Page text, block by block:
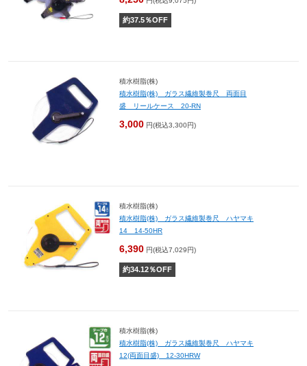
約37.5％OFF
積水樹脂(株)
積水樹脂(株) ガラス繊維製巻尺 両面目
盛 リールケース 20-RN
3,000 円(税込3,300円)
積水樹脂(株)
積水樹脂(株) ガラス繊維製巻尺 ハヤマキ
14 14-50HR
6,390 円(税込7,029円)
約34.12％OFF
積水樹脂(株)
積水樹脂(株) ガラス繊維製巻尺 ハヤマキ
12(両面目盛) 12-30HRW